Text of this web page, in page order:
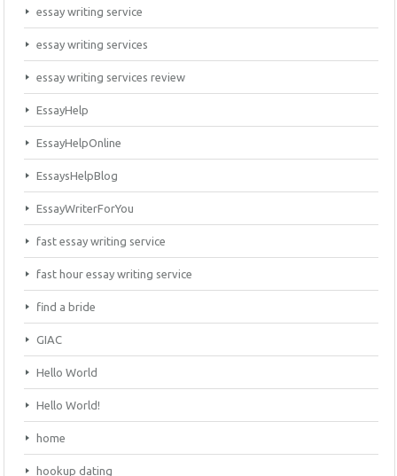
essay writing service
essay writing services
essay writing services review
EssayHelp
EssayHelpOnline
EssaysHelpBlog
EssayWriterForYou
fast essay writing service
fast hour essay writing service
find a bride
GIAC
Hello World
Hello World!
home
hookup dating